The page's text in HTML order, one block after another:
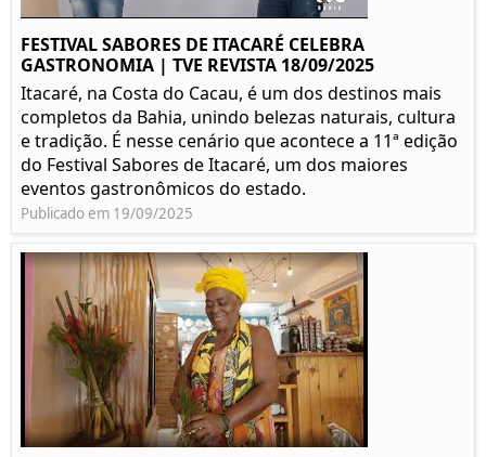
FESTIVAL SABORES DE ITACARÉ CELEBRA
GASTRONOMIA | TVE REVISTA 18/09/2025
Itacaré, na Costa do Cacau, é um dos destinos mais
completos da Bahia, unindo belezas naturais, cultura
e tradição. É nesse cenário que acontece a 11ª edição
do Festival Sabores de Itacaré, um dos maiores
eventos gastronômicos do estado.
Publicado em 19/09/2025